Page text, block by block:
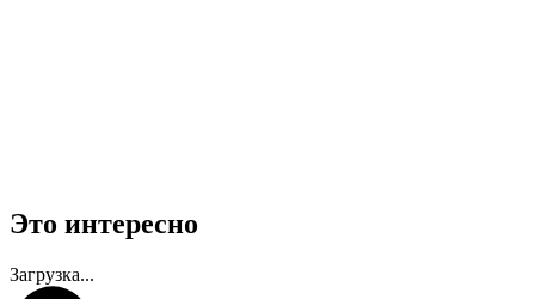
Это интересно
Загрузка...